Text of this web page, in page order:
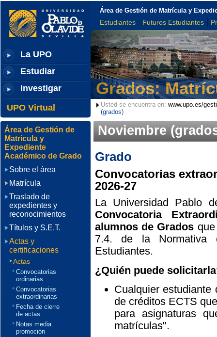
La UPO
Estudiar
Investigar
UPO Virtual
Área de Gestión de Matrícula y
Estudiantes Futuros Estudiantes
Grados:
Usted se encuentra en: www.upo.es/
(grados)
Noviembre
Grado
Convocatorias
2026-27
La Universidad Pablo
Convocatoria
alumnos de Grados
7.4. de la Normativa
Estudiantes.
¿Quién puede
Cualquier
de créditos ECTS
para asignaturas
matrículas".
Área de Gestión de
Matrícula y
Expediente
Académico de Grado
Sobre el área
Matrícula
Traslado de
expedientes y
reconocimientos
Títulos y S.E.T.
Actas y
certificaciones
Actas
Convocatorias
ordinarias
Convocatorias
extraordinarias
Fecha de cierre
de actas
Notas media
promoción